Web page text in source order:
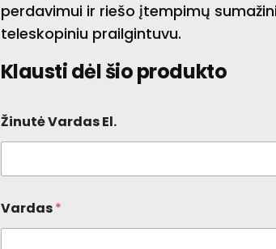
perdavimui ir riešo įtempimų
teleskopiniu prailgintuvu.
Klausti dėl šio produkto
Žinutė Vardas El.
Vardas*